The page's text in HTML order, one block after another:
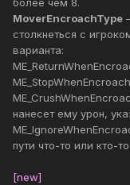
более чем 8.
MoverEncroachType
столкнеться с
варианта:
нанесет ему урон,
пути что-то или кто-
[new]